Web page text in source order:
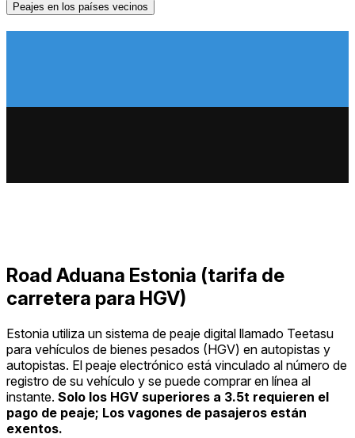
Peajes en los países vecinos
Road Aduana Estonia (tarifa de
carretera para HGV)
Estonia utiliza un sistema de peaje digital llamado Teetasu
para vehículos de bienes pesados ​​(HGV) en autopistas y
autopistas. El peaje electrónico está vinculado al número de
registro de su vehículo y se puede comprar en línea al
instante. Solo los HGV superiores a 3.5t requieren el
pago de peaje; Los vagones de pasajeros están
exentos.